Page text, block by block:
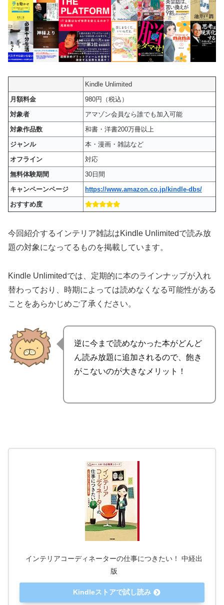
Kindle Unlimited
月額料金
980円（税込）
対象者
アマゾン会員なら誰でも加入可能
対象作品数
和書・洋書200万冊以上
ジャンル
本・漫画・雑誌など
オフライン
対応
無料体験期間
30日間
キャンペーンページ
https://www.amazon.co.jp/kindle-dbs/
おすすめ度
今回紹介するインテリア雑誌はKindle Unlimitedで読み放
題の対象になってるものを掲載しています。
Kindle Unlimitedでは、定期的に本のラインナップが入れ
替わっており、時期によっては読めなくなる可能性がある
ことをあらかじめご了承ください。
逆に今まで読めなかった本がどんど
ん読み放題に追加されるので、飽き
がこないのが大きなメリット！
インテリアコーディネーターの仕事につきたい！ 中経出
版
Kindleストアで試し読み